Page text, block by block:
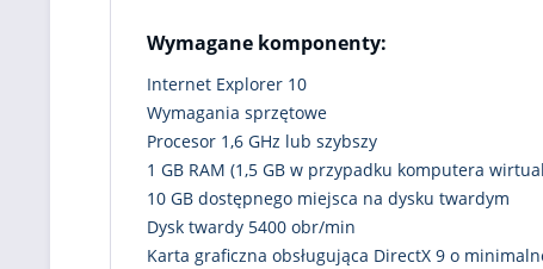
Wymagane komponenty:
Internet Explorer 10
Wymagania sprzętowe
Procesor 1,6 GHz lub szybszy
1 GB RAM (1,5 GB w przypadku komputera
10 GB dostępnego miejsca na dysku twardym
Dysk twardy 5400 obr/min
Karta graficzna obsługująca DirectX 9 o